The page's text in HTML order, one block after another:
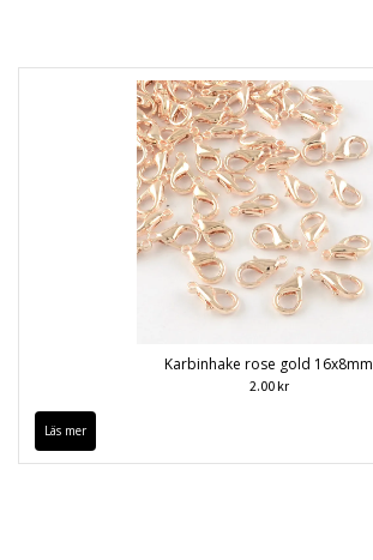
Karbinhake rose gold 16x8mm
2.00 kr
Läs mer